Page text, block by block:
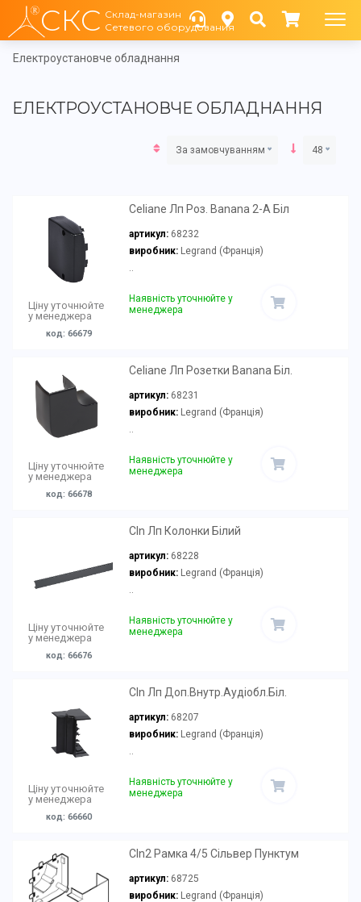
СКС Склад-магазин
Сетевого оборудования
Електроустановче обладнання
ЕЛЕКТРОУСТАНОВЧЕ ОБЛАДНАННЯ
За замовчуванням 48
Ціну уточнюйте
у менеджера
код: 66679
Celiane Лп Роз. Banana 2-А Біл
артикул: 68232
виробник:Legrand (Франція)
..
Наявність уточнюйте у
менеджера
Ціну уточнюйте
у менеджера
код: 66678
Celiane Лп Розетки Banana Біл.
артикул: 68231
виробник:Legrand (Франція)
Наявність уточнюйте у
менеджера
Ціну уточнюйте
у менеджера
код: 66676
Cln Лп Колонки Білий
артикул: 68228
виробник:Legrand (Франція)
..
Наявність уточнюйте у
менеджера
Ціну уточнюйте
у менеджера
код: 66660
Cln Лп Доп.Внутр.Аудіобл.Біл.
артикул: 68207
виробник:Legrand (Франція)
..
Наявність уточнюйте у
менеджера
Cln2 Рамка 4/5 Сільвер Пунктум
артикул: 68725
виробник:Legrand (Франція)